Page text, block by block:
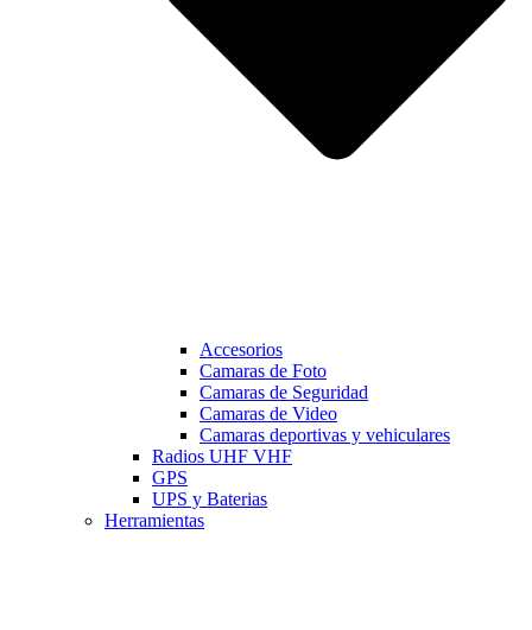
Accesorios
Camaras de Foto
Camaras de Seguridad
Camaras de Video
Camaras deportivas y vehiculares
Radios UHF VHF
GPS
UPS y Baterias
Herramientas